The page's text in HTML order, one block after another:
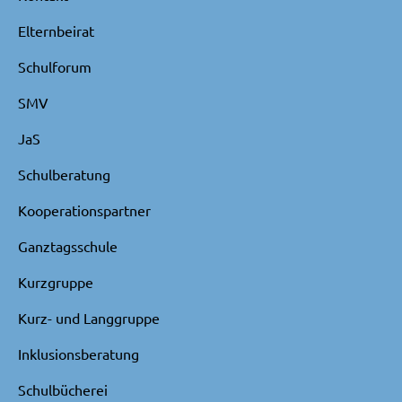
Elternbeirat
Schulforum
SMV
JaS
Schulberatung
Kooperationspartner
Ganztagsschule
Kurzgruppe
Kurz- und Langgruppe
Inklusionsberatung
Schulbücherei